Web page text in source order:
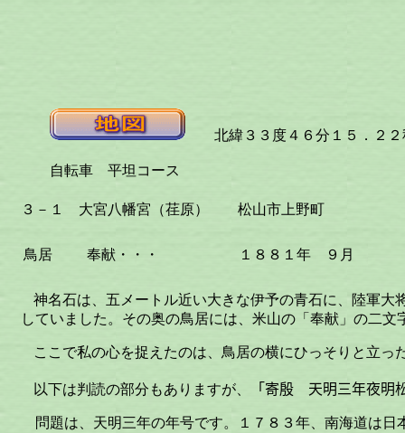
北緯３３度４６分１５．２２
自転車 平坦コース
３－１ 大宮八幡宮（荏原） 松山市上野町
鳥居 奉献・・・ １８８１年 ９月
神名石は、五メートル近い大きな伊予の青石に、陸軍大
していました。その奥の鳥居には、米山の「奉献」の二
ここで私の心を捉えたのは、鳥居の横にひっそりと立っ
以下は判読の部分もありますが、 「寄殷 天明三年夜明
問題は、天明三年の年号です。１７８３年、南海道は日